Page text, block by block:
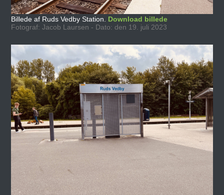
Billede af Ruds Vedby Station. Download billede
Fotograf: Jacob Laursen - Dato: den 19. juli 2023